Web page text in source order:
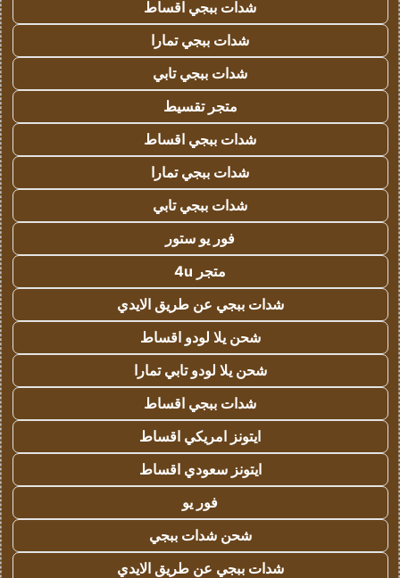
شدات ببجي اقساط
شدات ببجي تمارا
شدات ببجي تابي
متجر تقسيط
شدات ببجي اقساط
شدات ببجي تمارا
شدات ببجي تابي
فور يو ستور
متجر 4u
شدات ببجي عن طريق الايدي
شحن يلا لودو اقساط
شحن يلا لودو تابي تمارا
شدات ببجي اقساط
ايتونز امريكي اقساط
ايتونز سعودي اقساط
فور يو
شحن شدات ببجي
شدات ببجي عن طريق الايدي